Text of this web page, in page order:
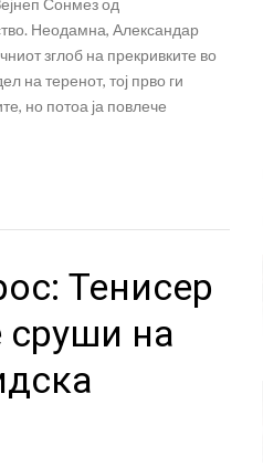
Неодамна, Александар
зглоб на прекривките во
на теренот, тој прво ги
но потоа ја повлече
Тенисер
сруши на